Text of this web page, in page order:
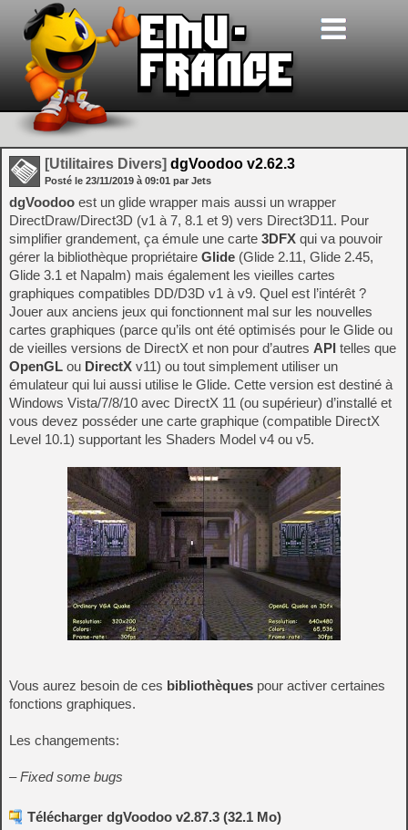
[Utilitaires Divers] dgVoodoo v2.62.3
Posté le 23/11/2019 à 09:01 par Jets
dgVoodoo est un glide wrapper mais aussi un wrapper
DirectDraw/Direct3D (v1 à 7, 8.1 et 9) vers Direct3D11. Pour
simplifier grandement, ça émule une carte 3DFX qui va pouvoir
gérer la bibliothèque propriétaire Glide (Glide 2.11, Glide 2.45,
Glide 3.1 et Napalm) mais également les vieilles cartes
graphiques compatibles DD/D3D v1 à v9. Quel est l’intérêt ?
Jouer aux anciens jeux qui fonctionnent mal sur les nouvelles
cartes graphiques (parce qu’ils ont été optimisés pour le Glide ou
de vieilles versions de DirectX et non pour d’autres API telles que
OpenGL ou DirectX v11) ou tout simplement utiliser un
émulateur qui lui aussi utilise le Glide. Cette version est destiné à
Windows Vista/7/8/10 avec DirectX 11 (ou supérieur) d’installé et
vous devez posséder une carte graphique (compatible DirectX
Level 10.1) supportant les Shaders Model v4 ou v5.
Vous aurez besoin de ces bibliothèques pour activer certaines
fonctions graphiques.
Les changements:
– Fixed some bugs
Télécharger dgVoodoo v2.87.3 (32.1 Mo)